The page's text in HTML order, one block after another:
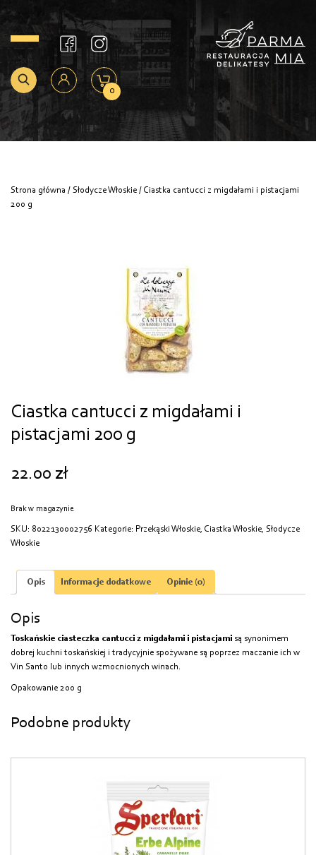
0
Strona główna / Słodycze Włoskie / Ciastka cantucci z migdałami i pistacjami
200 g
Ciastka cantucci z migdałami i
pistacjami 200 g
22.00 zł
Brak w magazynie
SKU: 8022130002756 Kategorie: Przekąski Włoskie, Ciastka Włoskie, Słodycze
Włoskie
Opis Informacje dodatkowe Opinie (0)
Opis
Toskańskie ciasteczka cantucci z migdałami i pistacjami są synonimem
dobrej kuchni toskańskiej i tradycyjnie spożywane są poprzez maczanie ich w
Vin Santo lub innych wzmocnionych winach.
Opakowanie 200 g
Podobne produkty